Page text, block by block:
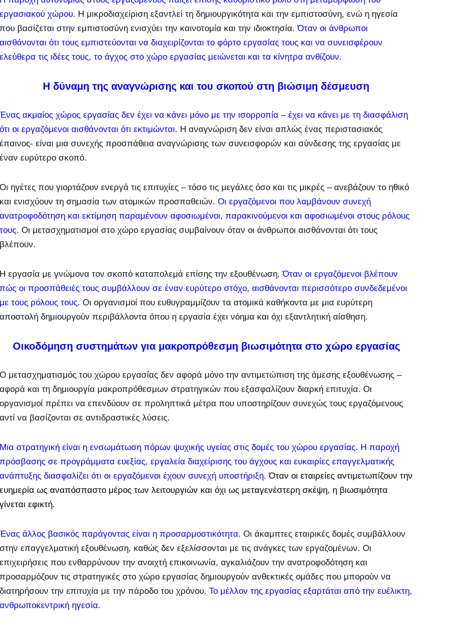
εργασιακού χώρου. Η μικροδιαχείριση εξαντλεί τη δημιουργικότητα και την εμπιστοσύνη, ενώ η ηγεσία
που βασίζεται στην εμπιστοσύνη ενισχύει την καινοτομία και την ιδιοκτησία.Όταν οι άνθρωποι
αισθάνονται ότι τους εμπιστεύονται να διαχειρίζονται το φόρτο εργασίας τους και να συνεισφέρουν
ελεύθερα τις ιδέες τους, το άγχος στο χώρο εργασίας μειώνεται και τα κίνητρα ανθίζουν.
Η δύναμη της αναγνώρισης και του σκοπού στη βιώσιμη δέσμευση
Ένας ακμαίος χώρος εργασίας δεν έχει να κάνει μόνο με την ισορροπία – έχει να κάνει με τη διασφάλιση
ότι οι εργαζόμενοι αισθάνονται ότι εκτιμώνται. Η αναγνώριση δεν είναι απλώς ένας περιστασιακός
έπαινος- είναι μια συνεχής προσπάθεια αναγνώρισης των συνεισφορών και σύνδεσης της εργασίας με
έναν ευρύτερο σκοπό.
Οι ηγέτες που γιορτάζουν ενεργά τις επιτυχίες – τόσο τις μεγάλες όσο και τις μικρές – ανεβάζουν το ηθικό
και ενισχύουν τη σημασία των ατομικών προσπαθειών. Οι εργαζόμενοι που λαμβάνουν συνεχή
ανατροφοδότηση και εκτίμηση παραμένουν αφοσιωμένοι, παρακινούμενοι και αφοσιωμένοι στους ρόλους
τους. Οι μετασχηματισμοί στο χώρο εργασίας συμβαίνουν όταν οι άνθρωποι αισθάνονται ότι τους
βλέπουν.
Η εργασία με γνώμονα τον σκοπό καταπολεμά επίσης την εξουθένωση.Όταν οι εργαζόμενοι βλέπουν
πώς οι προσπάθειές τους συμβάλλουν σε έναν ευρύτερο στόχο, αισθάνονται περισσότερο συνδεδεμένοι
με τους ρόλους τους. Οι οργανισμοί που ευθυγραμμίζουν τα ατομικά καθήκοντα με μια ευρύτερη
αποστολή δημιουργούν περιβάλλοντα όπου η εργασία έχει νόημα και όχι εξαντλητική αίσθηση.
Οικοδόμηση συστημάτων για μακροπρόθεσμη βιωσιμότητα στο χώρο εργασίας
Ο μετασχηματισμός του χώρου εργασίας δεν αφορά μόνο την αντιμετώπιση της άμεσης εξουθένωσης –
αφορά και τη δημιουργία μακροπρόθεσμων στρατηγικών που εξασφαλίζουν διαρκή επιτυχία. Οι
οργανισμοί πρέπει να επενδύουν σε προληπτικά μέτρα που υποστηρίζουν συνεχώς τους εργαζόμενους
αντί να βασίζονται σε αντιδραστικές λύσεις.
Μια στρατηγική είναι η ενσωμάτωση πόρων ψυχικής υγείας στις δομές του χώρου εργασίας. Η παροχή
πρόσβασης σε προγράμματα ευεξίας, εργαλεία διαχείρισης του άγχους και ευκαιρίες επαγγελματικής
ανάπτυξης διασφαλίζει ότι οι εργαζόμενοι έχουν συνεχή υποστήριξη.Όταν οι εταιρείες αντιμετωπίζουν την
ευημερία ως αναπόσπαστο μέρος των λειτουργιών και όχι ως μεταγενέστερη σκέψη, η βιωσιμότητα
γίνεται εφικτή.
Ένας άλλος βασικός παράγοντας είναι η προσαρμοστικότητα. Οι άκαμπτες εταιρικές δομές συμβάλλουν
στην επαγγελματική εξουθένωση, καθώς δεν εξελίσσονται με τις ανάγκες των εργαζομένων. Οι
επιχειρήσεις που ενθαρρύνουν την ανοιχτή επικοινωνία, αγκαλιάζουν την ανατροφοδότηση και
προσαρμόζουν τις στρατηγικές στο χώρο εργασίας δημιουργούν ανθεκτικές ομάδες που μπορούν να
διατηρήσουν την επιτυχία με την πάροδο του χρόνου. Το μέλλον της εργασίας εξαρτάται από την ευέλικτη,
ανθρωποκεντρική ηγεσία.